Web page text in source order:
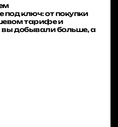
под ключ: от покупки
тарифе и
вы добывали больше, а